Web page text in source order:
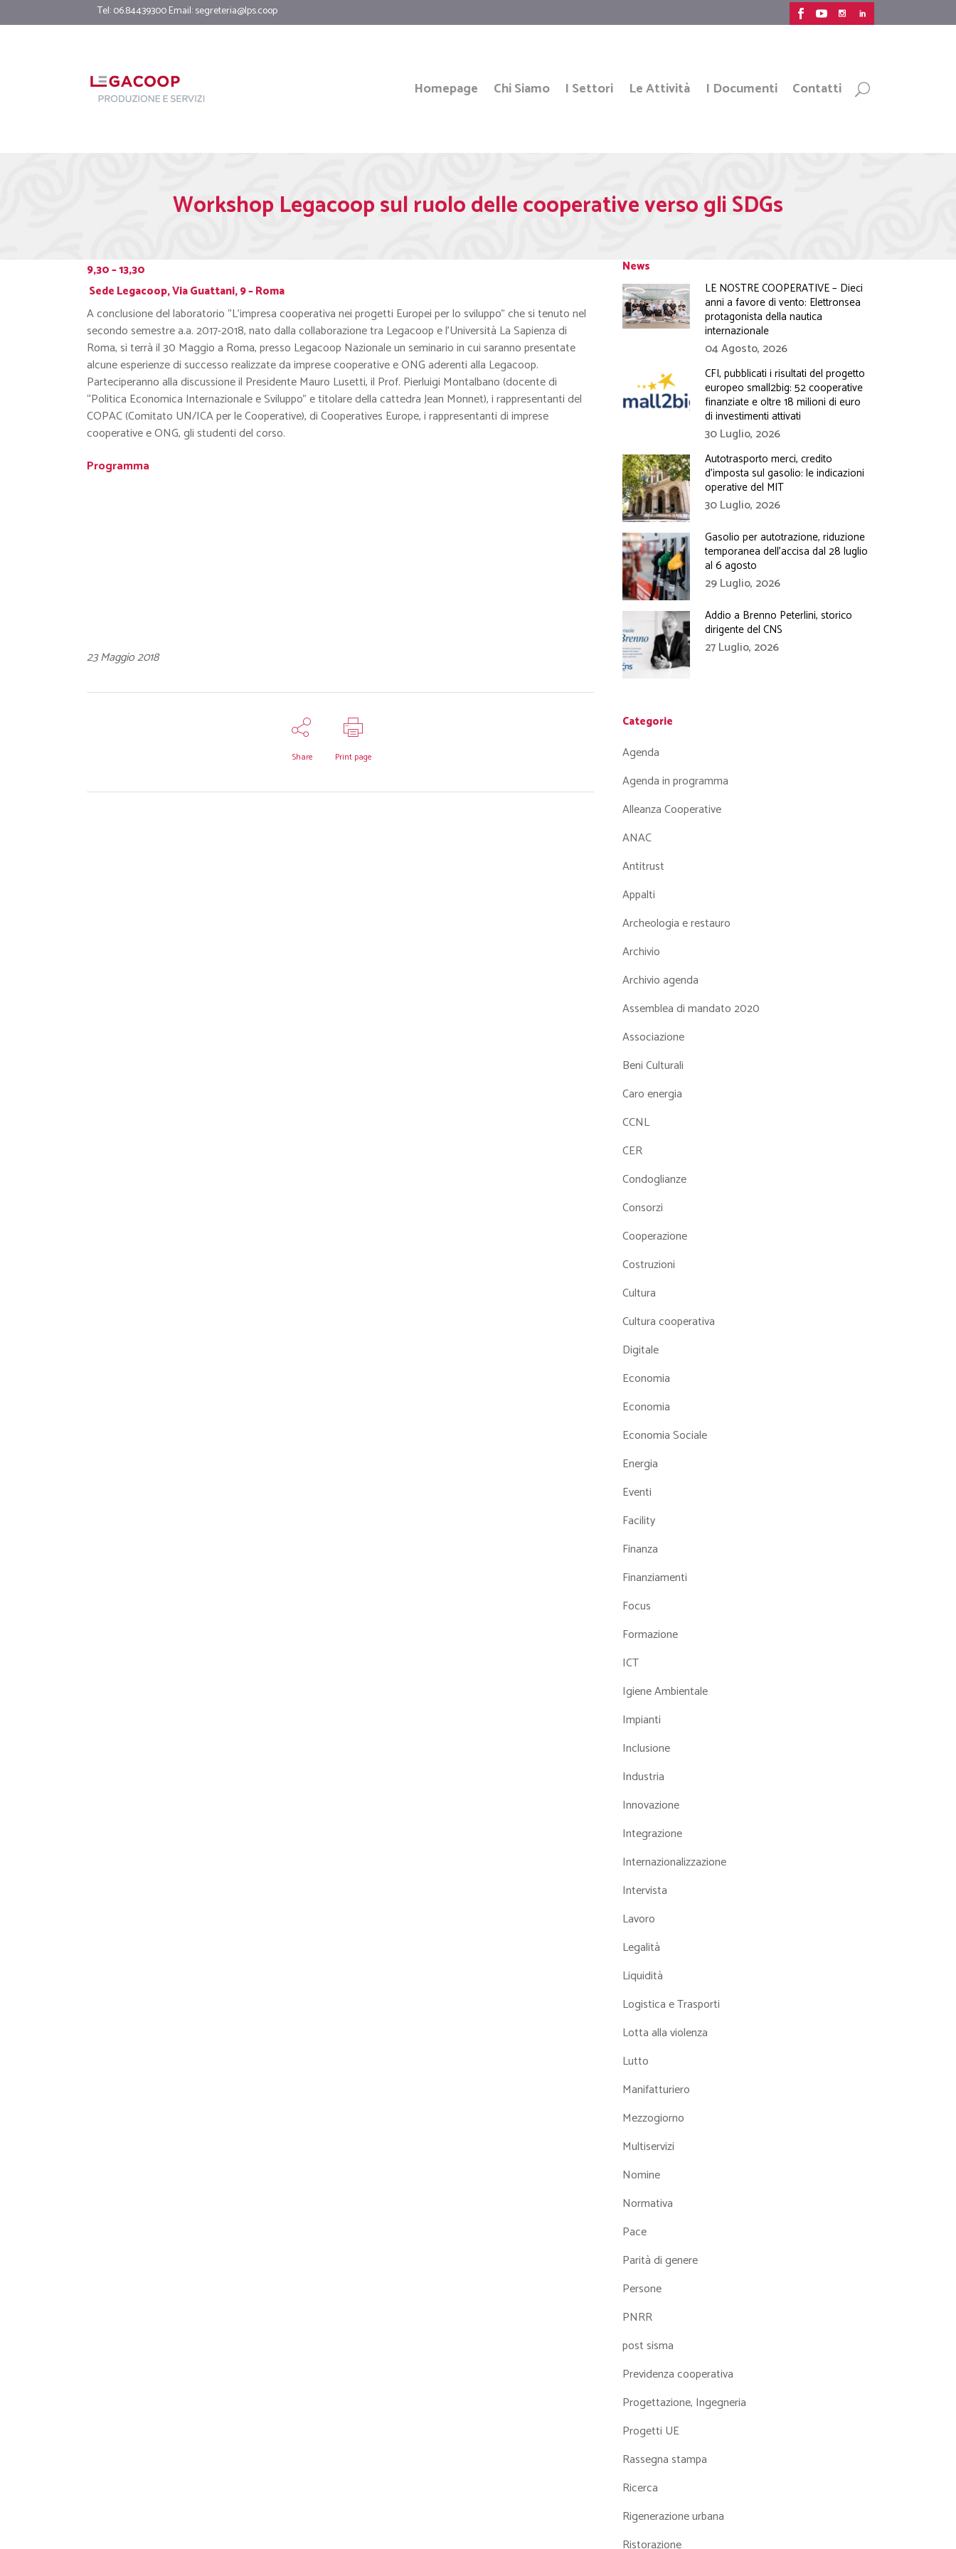
Tel: 06.84439300 Email:segreteria@lps.coop
Homepage Chi Siamo I Settori Le Attività I Documenti Contatti
Workshop Legacoop sul ruolo delle cooperative verso gli SDGs
9,30 – 13,30
Sede Legacoop, Via Guattani, 9 – Roma
A conclusione del laboratorio “L’impresa cooperativa nei progetti Europei per lo sviluppo” che si tenuto nel
secondo semestre a.a. 2017-2018, nato dalla collaborazione tra Legacoop e l’Università La Sapienza di
Roma, si terrà il 30 Maggio a Roma, presso Legacoop Nazionale un seminario in cui saranno presentate
alcune esperienze di successo realizzate da imprese cooperative e ONG aderenti alla Legacoop.
Parteciperanno alla discussione il Presidente Mauro Lusetti, il Prof. Pierluigi Montalbano (docente di
“Politica Economica Internazionale e Sviluppo” e titolare della cattedra Jean Monnet), i rappresentanti del
COPAC (Comitato UN/ICA per le Cooperative), di Cooperatives Europe, i rappresentanti di imprese
cooperative e ONG, gli studenti del corso.
Programma
23 Maggio 2018
Share Print page
News
LE NOSTRE COOPERATIVE – Dieci
anni a favore di vento: Elettronsea
protagonista della nautica
internazionale
04 Agosto, 2026
CFI, pubblicati i risultati del progetto
europeo small2big: 52 cooperative
finanziate e oltre 18 milioni di euro
di investimenti attivati
30 Luglio, 2026
Autotrasporto merci, credito
d’imposta sul gasolio: le indicazioni
operative del MIT
30 Luglio, 2026
Gasolio per autotrazione, riduzione
temporanea dell’accisa dal 28 luglio
al 6 agosto
29 Luglio, 2026
Addio a Brenno Peterlini, storico
dirigente del CNS
27 Luglio, 2026
Categorie
Agenda
Agenda in programma
Alleanza Cooperative
ANAC
Antitrust
Appalti
Archeologia e restauro
Archivio
Archivio agenda
Assemblea di mandato 2020
Associazione
Beni Culturali
Caro energia
CCNL
CER
Condoglianze
Consorzi
Cooperazione
Costruzioni
Cultura
Cultura cooperativa
Digitale
Economia
Economia
Economia Sociale
Energia
Eventi
Facility
Finanza
Finanziamenti
Focus
Formazione
ICT
Igiene Ambientale
Impianti
Inclusione
Industria
Innovazione
Integrazione
Internazionalizzazione
Intervista
Lavoro
Legalità
Liquidità
Logistica e Trasporti
Lotta alla violenza
Lutto
Manifatturiero
Mezzogiorno
Multiservizi
Nomine
Normativa
Pace
Parità di genere
Persone
PNRR
post sisma
Previdenza cooperativa
Progettazione, Ingegneria
Progetti UE
Rassegna stampa
Ricerca
Rigenerazione urbana
Ristorazione